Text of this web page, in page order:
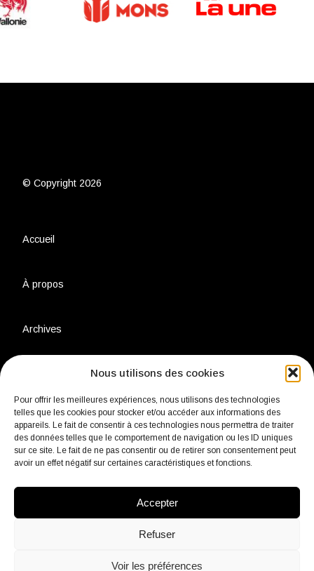
Nous utilisons des cookies
Pour offrir les meilleures expériences, nous utilisons des technologies
telles que les cookies pour stocker et/ou accéder aux informations des
appareils. Le fait de consentir à ces technologies nous permettra de traiter
des données telles que le comportement de navigation ou les ID uniques
sur ce site. Le fait de ne pas consentir ou de retirer son consentement peut
avoir un effet négatif sur certaines caractéristiques et fonctions.
Accepter
Refuser
Voir les préférences
© Copyright 2026
Accueil
À propos
Archives
Charte environnementale
Politique de confidentialité
Mentions légales